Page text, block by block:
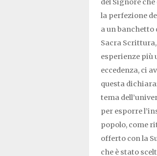
del Signore
la perfezione
a un banchetto
Sacra
esperienze più
eccedenza, ci
questa
tema
per esporre
popolo, come
offerto con la
che è stato